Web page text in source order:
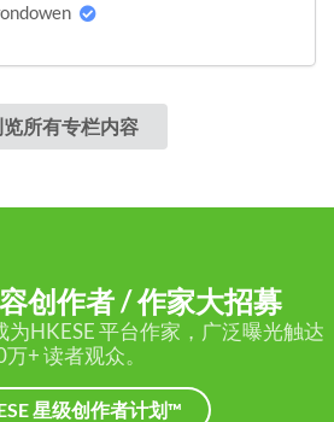
所有专栏内容
创作者 / 作家大招募
HKESE 平台作家，广泛曝光触达
万+ 读者观众。
星级创作者计划™